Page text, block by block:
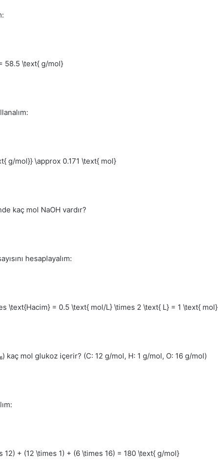
58.5 \text{ g/mol}
g/mol}} \approx 0.171 \text{ mol}
kaç mol NaOH vardır?
hesaplayalım:
\text{Hacim} = 0.5 \text{ mol/L} \times 2 \text{ L} = 1 \text{ mol}
kaç mol glukoz içerir? (C: 12 g/mol, H: 1 g/mol, O: 16 g/mol)
12) + (12 \times 1) + (6 \times 16) = 180 \text{ g/mol}